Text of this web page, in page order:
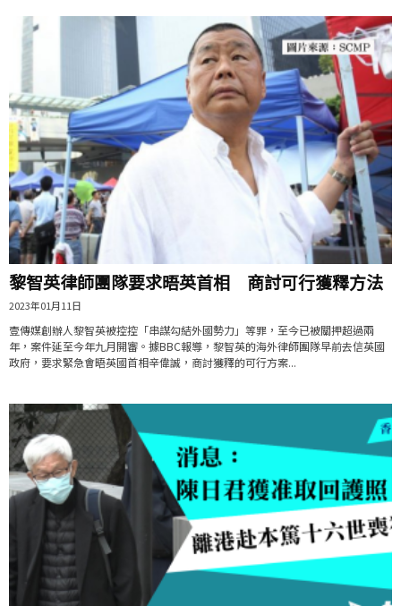
黎智英律師團隊要求晤英首相 商討可行獲釋方法
2023年01月11日
壹傳媒創辦人黎智英被控控「串謀勾結外國勢力」等罪，至今已被關押超過兩
年，案件延至今年九月開審。據BBC報導，黎智英的海外律師團隊早前去信英國
政府，要求緊急會晤英國首相辛偉誠，商討獲釋的可行方案...